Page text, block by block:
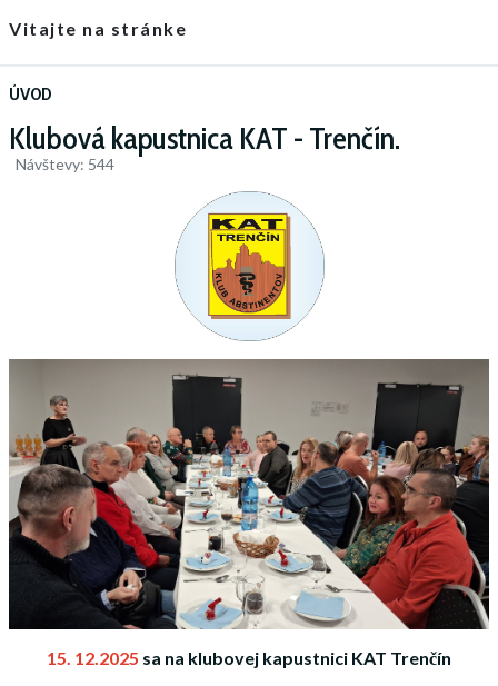
Vitajte na stránke
ÚVOD
Klubová kapustnica KAT - Trenčín.
Návštevy: 544
15. 12.2025 sa na klubovej kapustnici KAT Trenčín